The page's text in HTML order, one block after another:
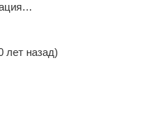
лет назад)